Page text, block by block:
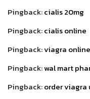
Pingback:cialis 20mg
Pingback:cialis online
Pingback:viagra
Pingback:wal mart
Pingback:order viagra